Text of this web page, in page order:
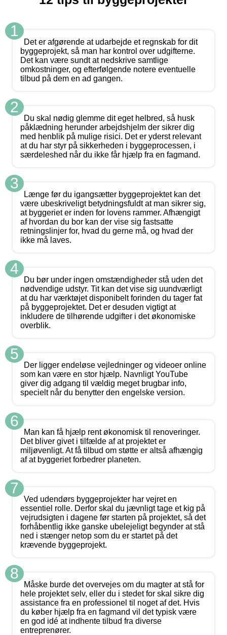
1
Det er afgørende at udarbejde et regnskab for dit
byggeprojekt, så man har kontrol over udgifterne.
Det kan være sundt at nedskrive samtlige
omkostninger, og efterfølgende notere eventuelle
tilbud på dem en ad gangen.
2
Du skal nødig glemme dit eget helbred, så husk
påklædning herunder arbejdshjelm der sikrer dig
med henblik på mulige risici. Det er yderst relevant
at du har styr på sikkerheden i byggeprocessen, i
særdeleshed når du ikke får hjælp fra en fagmand.
3
Længe før du igangsætter byggeprojektet kan det
være ubeskriveligt betydningsfuldt at man sikrer sig,
at byggeriet er inden for lovens rammer. Afhængigt
af hvordan du bor kan der vise sig fastsatte
retningslinjer for, hvad du gerne må, og hvad der
ikke må laves.
4
Du bør under ingen omstændigheder stå uden det
nødvendige udstyr. Tit kan det vise sig uundværligt
at du har værktøjet disponibelt forinden du tager fat
på byggeprojektet. Det er desuden vigtigt at
inkludere de tilhørende udgifter i det økonomiske
overblik.
5
Der ligger endeløse vejledninger og videoer online
som kan være en stor hjælp. Navnligt YouTube
giver dig adgang til vældig meget brugbar info,
specielt når du benytter den engelske version.
6
Man kan få hjælp rent økonomisk til renoveringer.
Det bliver givet i tilfælde af at projektet er
miljøvenligt. At få tilbud om støtte er altså afhængig
af at byggeriet forbedrer planeten.
7
Ved udendørs byggeprojekter har vejret en
essentiel rolle. Derfor skal du jævnligt tage et kig på
vejrudsigten i dagene før starten på projektet, så det
forhåbentlig ikke ganske ubelejeligt begynder at stå
ned i stænger netop som du er startet på det
krævende byggeprojekt.
8
Måske burde det overvejes om du magter at stå for
hele projektet selv, eller du i stedet for skal sikre dig
assistance fra en professionel til noget af det. Hvis
du køber hjælp fra en fagmand vil det typisk være
en god idé at indhente tilbud fra diverse
entreprenører.